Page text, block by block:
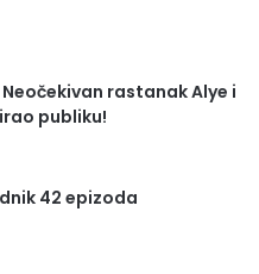
rastanak Alye i
publiku!
42 epizoda